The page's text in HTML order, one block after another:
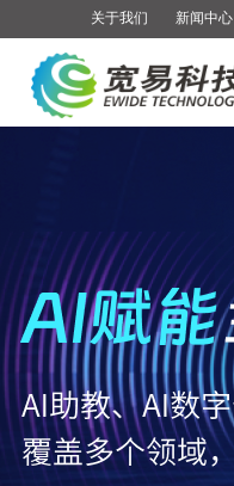
关于我们 新闻中心